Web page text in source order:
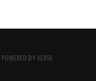
BYVERSE